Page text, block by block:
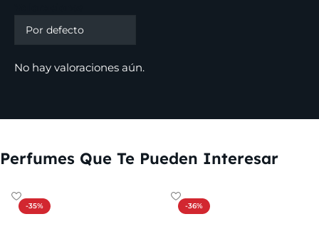
No hay valoraciones aún.
Perfumes Que Te Pueden Interesar
-35% -36%